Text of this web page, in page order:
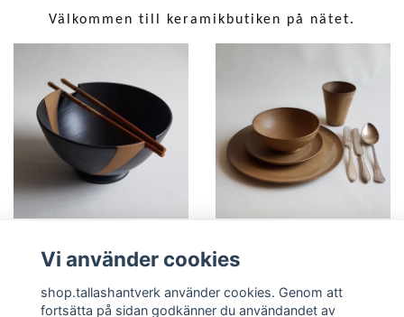
Välkommen till keramikbutiken på nätet.
Vi använder cookies
shop.tallashantverk använder cookies. Genom att
fortsätta på sidan godkänner du användandet av